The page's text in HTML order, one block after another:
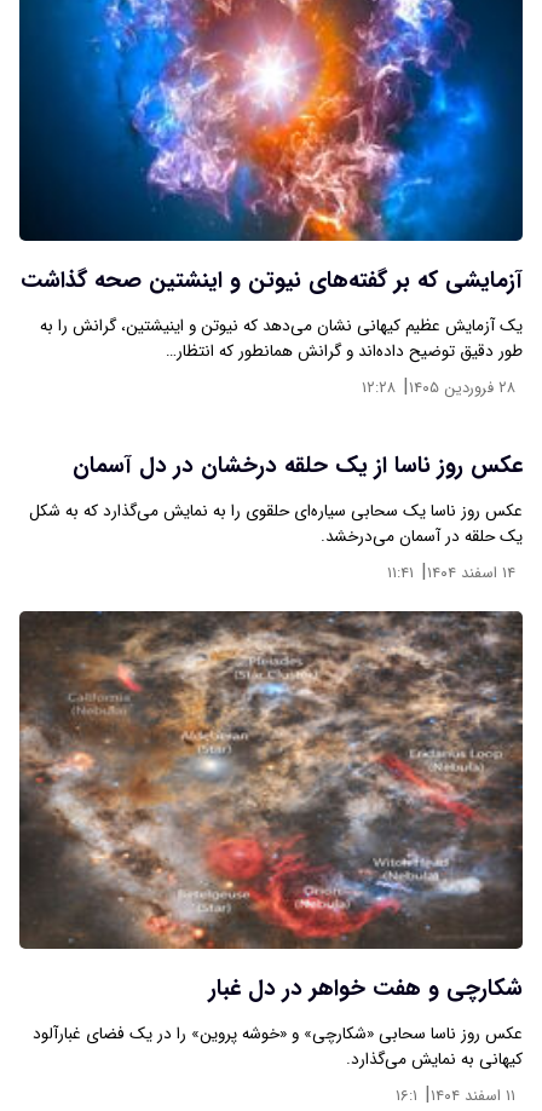
آزمایشی که بر گفته‌های نیوتن و اینشتین صحه گذاشت
یک آزمایش عظیم کیهانی نشان می‌دهد که نیوتن و اینیشتین، گرانش را به
طور دقیق توضیح داده‌اند و گرانش همانطور که انتظار…
۲۸ فروردین ۱۴۰۵ | ۱۲:۲۸
عکس روز ناسا از یک حلقه درخشان در دل آسمان
عکس روز ناسا یک سحابی سیاره‌ای حلقوی را به نمایش می‌گذارد که به شکل
یک حلقه در آسمان می‌درخشد.
۱۴ اسفند ۱۴۰۴ | ۱۱:۴۱
شکارچی و هفت خواهر در دل غبار
عکس روز ناسا سحابی «شکارچی» و «خوشه پروین» را در یک فضای غبارآلود
کیهانی به نمایش می‌گذارد.
۱۱ اسفند ۱۴۰۴ | ۱۶:۱